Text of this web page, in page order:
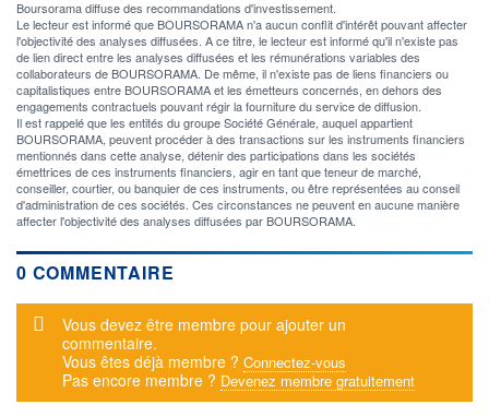
Boursorama diffuse des recommandations d'investissement.
Le lecteur est informé que BOURSORAMA n'a aucun conflit d'intérêt pouvant affecter
l'objectivité des analyses diffusées. A ce titre, le lecteur est informé qu'il n'existe pas
de lien direct entre les analyses diffusées et les rémunérations variables des
collaborateurs de BOURSORAMA. De même, il n'existe pas de liens financiers ou
capitalistiques entre BOURSORAMA et les émetteurs concernés, en dehors des
engagements contractuels pouvant régir la fourniture du service de diffusion.
Il est rappelé que les entités du groupe Société Générale, auquel appartient
BOURSORAMA, peuvent procéder à des transactions sur les instruments financiers
mentionnés dans cette analyse, détenir des participations dans les sociétés
émettrices de ces instruments financiers, agir en tant que teneur de marché,
conseiller, courtier, ou banquier de ces instruments, ou être représentées au conseil
d'administration de ces sociétés. Ces circonstances ne peuvent en aucune manière
affecter l'objectivité des analyses diffusées par BOURSORAMA.
0 COMMENTAIRE
Message d'alerte
Vous devez être membre pour ajouter un
commentaire.
Vous êtes déjà membre ? Connectez-vous
Pas encore membre ? Devenez membre gratuitement